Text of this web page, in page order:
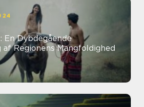
En Dybdegående
af Regionens Mangfoldighed